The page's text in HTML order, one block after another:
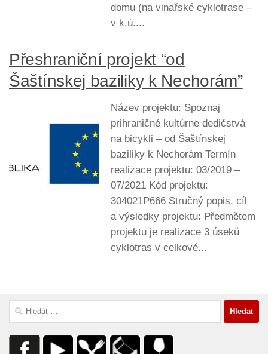
domu (na vinařské cyklotrase –
v k.ú....
Přeshraniční projekt “od
Šaštínskej baziliky k Nechorám”
Název projektu: Spoznaj
prihraničné kultúrne dedičstvá
na bicykli – od Šaštínskej
baziliky k Nechorám Termín
realizace projektu: 03/2019 –
07/2021 Kód projektu:
304021P666 Stručný popis, cíl
a výsledky projektu: Předmětem
projektu je realizace 3 úseků
cyklotras v celkové...
Vyhledávání